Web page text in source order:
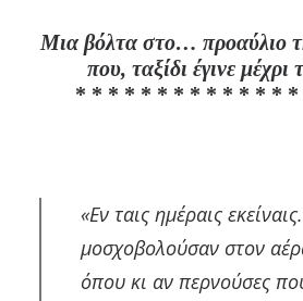
Μια βόλτα στο… προαύλιο
που, ταξίδι έγινε
* * * * * * * * * * * * *
«Εν ταις ημέραις
μοσχοβολούσαν στον
όπου κι αν περνούσες